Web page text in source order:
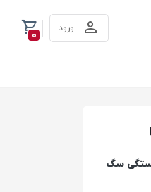
0
ورود
سگ